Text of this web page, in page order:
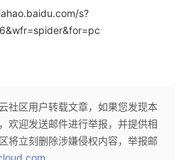
s?
社区用户转载文章，如果您发现本
欢迎发送邮件进行举报，并提供相
将立刻删除涉嫌侵权内容，举报邮